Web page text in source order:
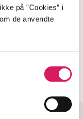
på ”Cookies” i
de anvendte
...